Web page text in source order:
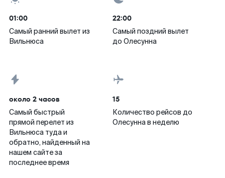
01:00
Самый ранний вылет из
Вильнюса
22:00
Самый поздний вылет
до Олесунна
около 2 часов
Самый быстрый
прямой перелет из
Вильнюса туда и
обратно, найденный на
нашем сайте за
последнее время
15
Количество рейсов до
Олесунна в неделю